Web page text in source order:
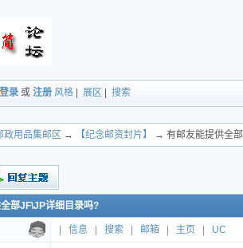
登录 或 注册 风格 展区 搜索
政用品集邮区 → 【纪念邮资封片】 → 有邮友能提供全
部JF\JP详细目录吗?
信息 搜索 邮箱 主页 UC